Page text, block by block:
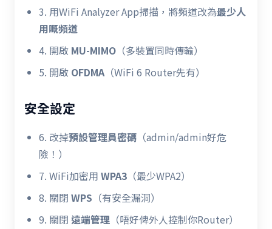
3. 用WiFi Analyzer App掃描，將頻道改為最少人
用嘅頻道
4. 開啟 MU-MIMO （多裝置同時傳輸）
5. 開啟 OFDMA（WiFi 6 Router先有）
安全設定
6. 改掉預設管理員密碼 （admin/admin好危
險！）
7. WiFi加密用 WPA3 （最少WPA2）
8. 關閉 WPS （有安全漏洞）
9. 關閉 遠端管理 （唔好俾外人控制你Router）